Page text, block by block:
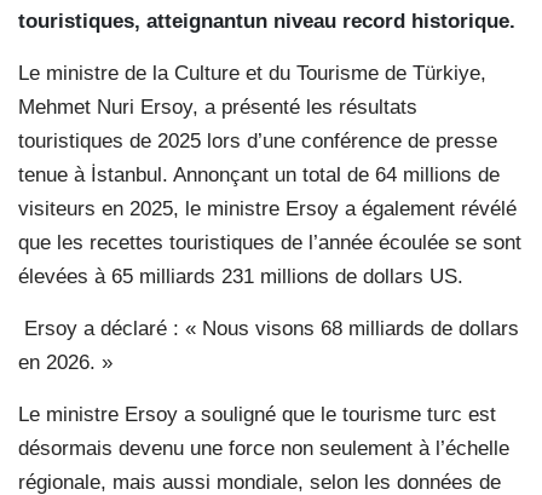
touristiques, atteignantun niveau record historique.
Le ministre de la Culture et du Tourisme de Türkiye,
Mehmet Nuri Ersoy, a présenté les résultats
touristiques de 2025 lors d’une conférence de presse
tenue à İstanbul. Annonçant un total de 64 millions de
visiteurs en 2025, le ministre Ersoy a également révélé
que les recettes touristiques de l’année écoulée se sont
élevées à 65 milliards 231 millions de dollars US.
Ersoy a déclaré : « Nous visons 68 milliards de dollars
en 2026. »
Le ministre Ersoy a souligné que le tourisme turc est
désormais devenu une force non seulement à l’échelle
régionale, mais aussi mondiale, selon les données de